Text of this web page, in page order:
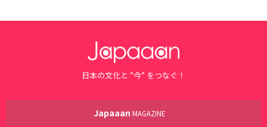
日本の文化と ”今” をつなぐ！
Japaaan MAGAZINE